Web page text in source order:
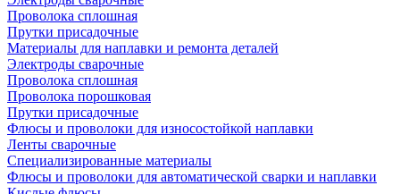
Проволока сплошная
Прутки присадочные
Материалы для наплавки и ремонта деталей
Электроды сварочные
Проволока сплошная
Проволока порошковая
Прутки присадочные
Флюсы и проволоки для износостойкой наплавки
Ленты сварочные
Специализированные материалы
Флюсы и проволоки для автоматической сварки и наплавки